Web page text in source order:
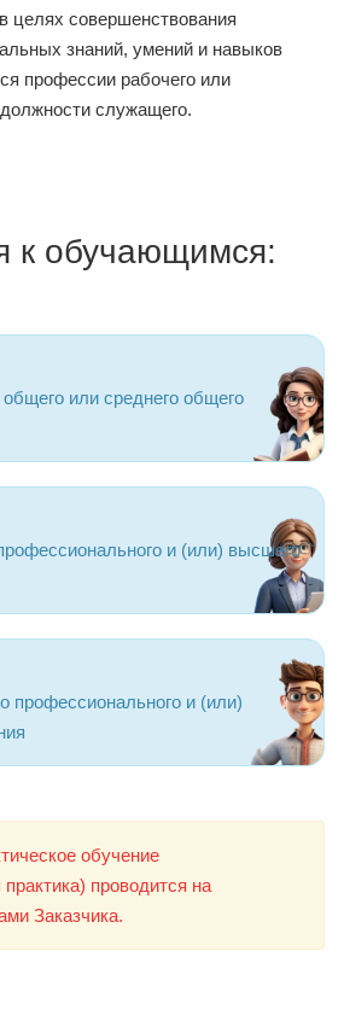
целях совершенствования
знаний, умений и навыков
профессии рабочего или
служащего.
к обучающимся:
общего или среднего общего
и (или) высшего
профессионального и (или)
обучение
проводится на
Заказчика.